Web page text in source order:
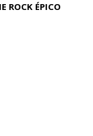
ROCK ÉPICO